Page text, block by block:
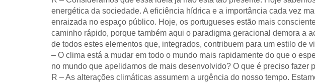
energética da sociedade. A eficiência hídrica e a importância cada vez
enraizada no espaço público. Hoje, os portugueses estão mais
caminho rápido, porque também aqui o paradigma geracional demora a
de todos estes elementos que, integrados, contribuem para um estilo de
– O clima está a mudar em todo o mundo mais rapidamente do que o
no mundo que apelidamos de mais desenvolvido? O que é preciso fazer
R – As alterações climáticas assumem a urgência do nosso tempo.